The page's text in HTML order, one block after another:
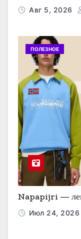
Авг 5, 2026
ПОЛЕЗНОЕ
Napapijri —
Июл 24, 2026